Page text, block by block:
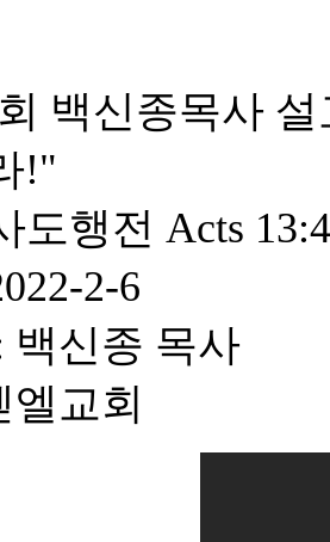
백신종목사
!"
도행전 Acts
2-6
백신종 목사
엘교회